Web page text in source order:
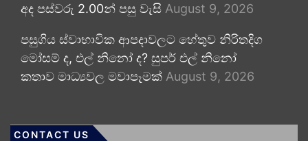
අද පස්වරු 2.00න් පසු වැසි August 9, 2026
පසුගිය ස්වාභාවික ආපදාවලට හේතුව නිරිතදිග
මෝසම් ද, එල් නිනෝ ද? සුපර් එල් නිනෝ
කතාව මාධ්‍යවල මවාපෑමක් August 9, 2026
CONTACT US